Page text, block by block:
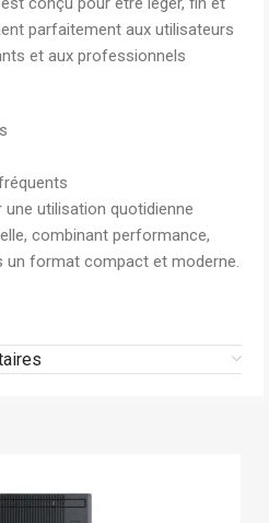
parfaitement aux utilisateurs
et aux professionnels
utilisation quotidienne
combinant performance,
un format compact et moderne.